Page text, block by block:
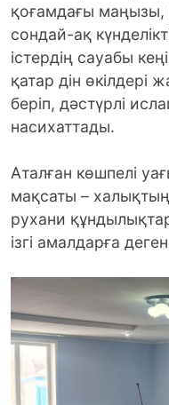
қоғамдағы маңызы,
сондай-ақ
істердің сауабы
қатар дін өкілдері
беріп, дәстүрлі
насихаттады.
Аталған көшпелі
мақсаты –
рухани
ізгі амалдарға